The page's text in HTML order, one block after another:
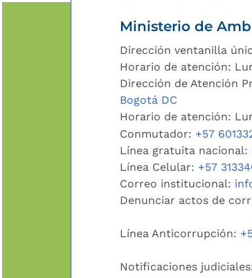
Ministerio de
Dirección ventanilla
Horario de atención:
Dirección de Atención
Bogotá DC
Horario de atención:
Conmutador: +57
Línea gratuita nacional:
Línea Celular: +57
Correo institucional:
Denunciar actos de
Línea Anticorrupción:
Notificaciones